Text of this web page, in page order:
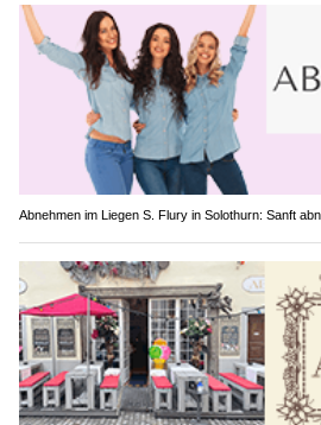
Abnehmen im Liegen S. Flury in Solothurn: Sanft